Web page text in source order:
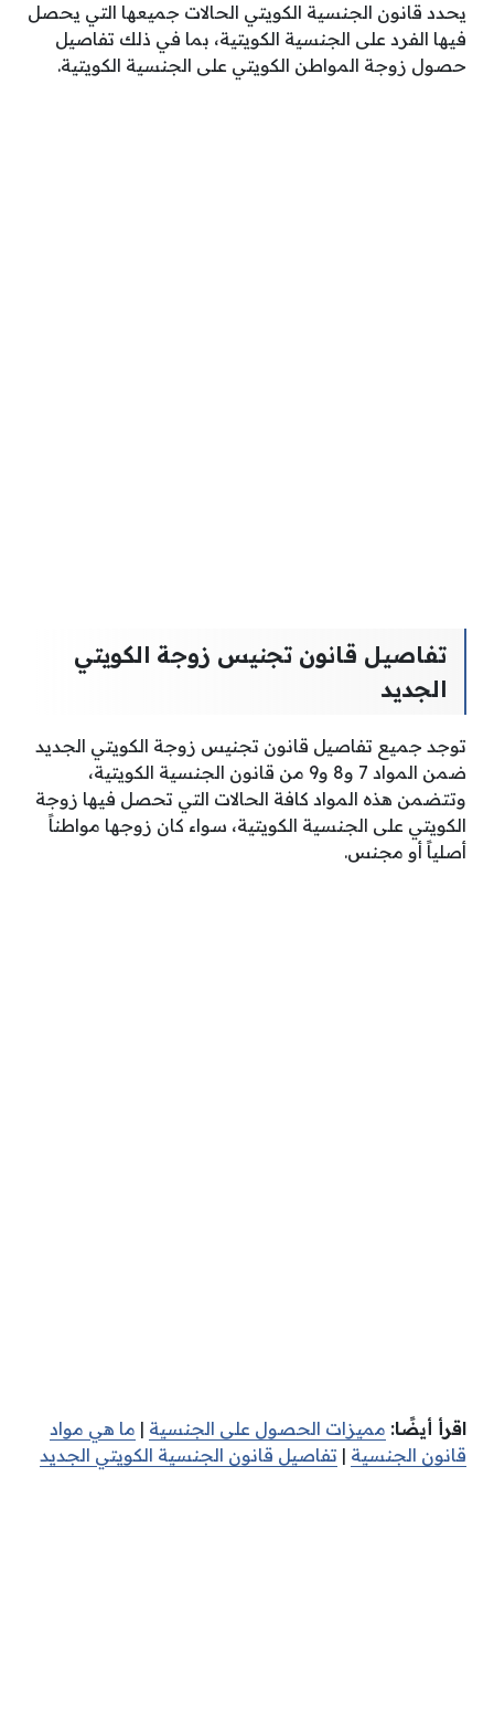
يحدد قانون الجنسية الكويتي الحالات جميعها التي يحصل
فيها الفرد على الجنسية الكويتية، بما في ذلك تفاصيل
حصول زوجة المواطن الكويتي على الجنسية الكويتية.
تفاصيل قانون تجنيس زوجة الكويتي
الجديد
توجد جميع تفاصيل قانون تجنيس زوجة الكويتي الجديد
ضمن المواد 7 و8 و9 من قانون الجنسية الكويتية،
وتتضمن هذه المواد كافة الحالات التي تحصل فيها زوجة
الكويتي على الجنسية الكويتية، سواء كان زوجها مواطناً
أصلياً أو مجنس.
اقرأ أيضًا: مميزات الحصول على الجنسية | ما هي مواد
قانون الجنسية | تفاصيل قانون الجنسية الكويتي الجديد